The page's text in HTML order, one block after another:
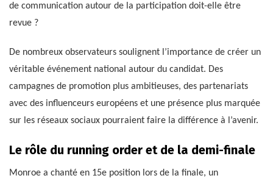
de communication autour de la participation doit-elle être
revue ?
De nombreux observateurs soulignent l’importance de créer un
véritable événement national autour du candidat. Des
campagnes de promotion plus ambitieuses, des partenariats
avec des influenceurs européens et une présence plus marquée
sur les réseaux sociaux pourraient faire la différence à l’avenir.
Le rôle du running order et de la demi-finale
Monroe a chanté en 15e position lors de la finale, un